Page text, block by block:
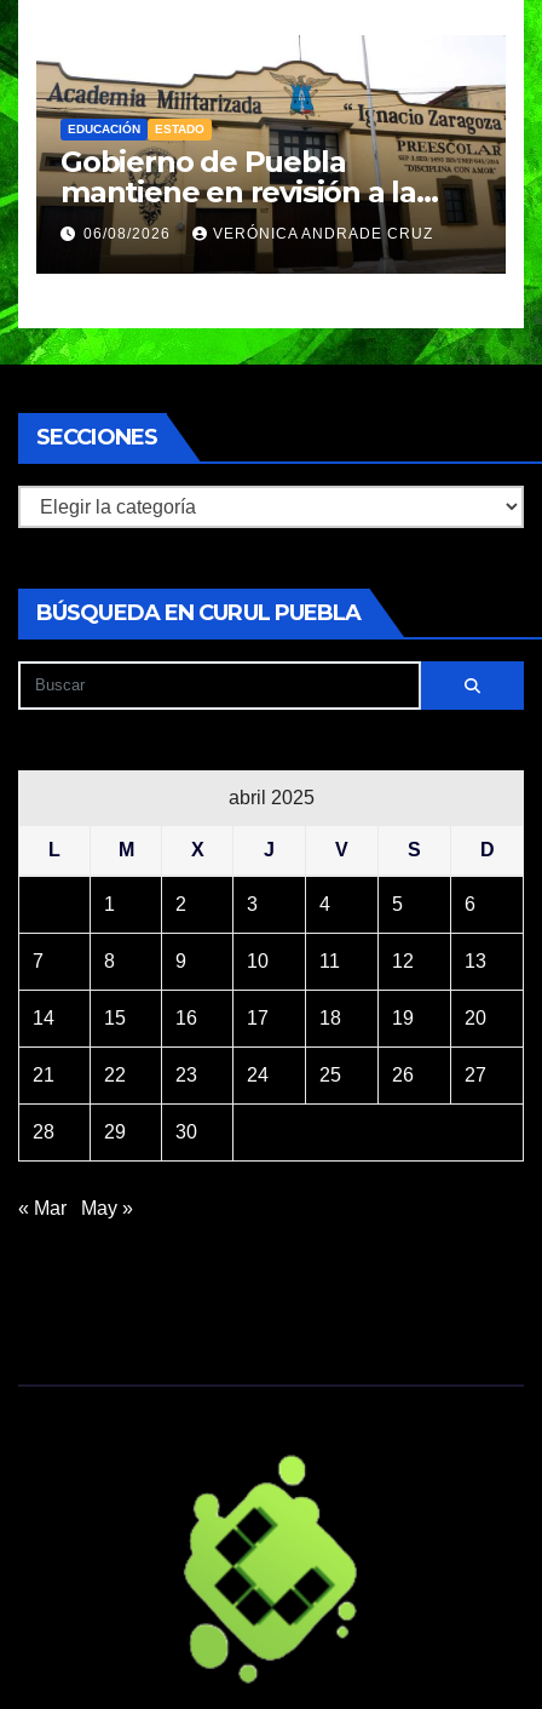
EDUCACIÓN ESTADO
Gobierno de Puebla
mantiene en revisión a la
Academia Militarizada para
seguir operando: Armenta
06/08/2026 VERÓNICA ANDRADE CRUZ
SECCIONES
Secciones
BÚSQUEDA EN CURUL PUEBLA
abril 2025
L M X J V S D
1 2 3 4 5 6
7 8 9 10 11 12 13
14 15 16 17 18 19 20
21 22 23 24 25 26 27
28 29 30
« Mar May »